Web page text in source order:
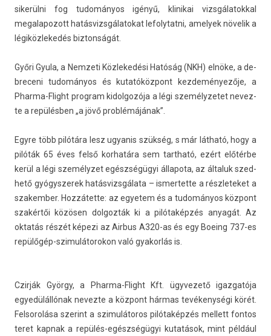
sikerülni fog tudományos igényű, klinikai vizsgálatokk­al
megalapozott hatás­vizsgálatokat lefolytat­ni, amelyek növelik a
légiköz­lekedés bi­zton­ságát.
Győri Gyula, a Nem­zeti Köz­lekedési Hatóság (NKH) elnöke, a de­
breceni tudományos és kutatóközpont kez­deményezője, a
Pharma-Flight pro­gram kidol­gozója a légi személyzetet nevez­
te a repülésben „a jövő problémájának”.
Egyre több pilótára lesz ugyanis szükség, s már látható, hogy a
pilóták 65 éves felső kor­határa sem tartható, ezért előtérbe
kerül a légi személyzet egészségügyi állapota, az általuk szed­
hető gyógys­zerek hatás­vizsgálata – is­mertet­te a részleteket a
szakemb­er. Hozzátette: az egyetem és a tudományos központ
szakértői közösen dol­gozták ki a pilótaképzés anyagát. Az
oktatás részét képezi az Air­bus A320-as és egy Boe­ing 737-es
repülőgép-szimulátorokon való gyakor­lás is.
Czirják György, a Pharma-Flight Kft. ügyvezető igaz­gatója
egyedülállónak nevez­te a központ hármas tevékenységi körét.
Fel­sorolása szerint a szimulátoros pilótaképzés mel­lett fon­tos
teret kap­nak a repülés-egészségügyi kutatások, mint például